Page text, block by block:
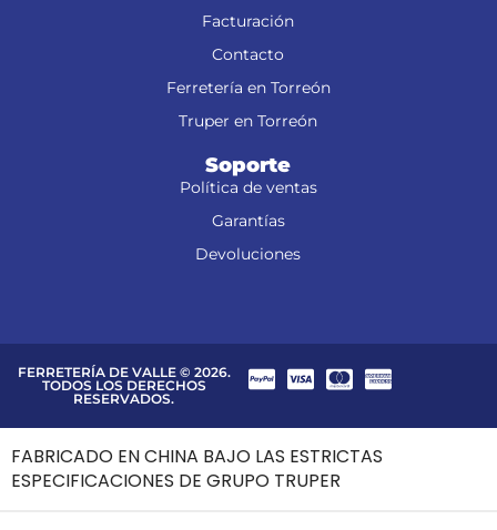
Facturación
Contacto
Ferretería en Torreón
Truper en Torreón
Soporte
Política de ventas
Garantías
Devoluciones
FERRETERÍA DE VALLE © 2026.
TODOS LOS DERECHOS
RESERVADOS.
FABRICADO EN CHINA BAJO LAS ESTRICTAS
ESPECIFICACIONES DE GRUPO TRUPER